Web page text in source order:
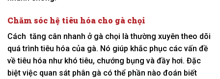
Chăm sóc hệ tiêu hóa cho gà chọi
Cách tăng cân nhanh ở gà chọi là thường xuyên theo dõi
quá trình tiêu hóa của gà. Nó giúp khắc phục các vấn đề
về tiêu hóa như khó tiêu, chướng bụng và đầy hơi. Đặc
biệt việc quan sát phân gà có thể phần nào đoán biết